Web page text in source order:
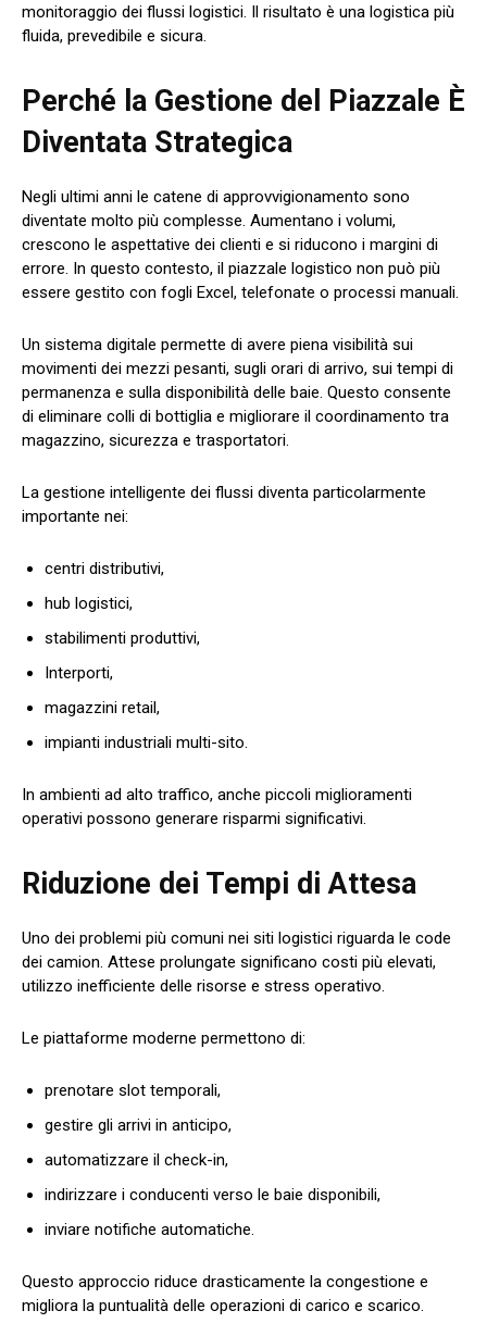
monitoraggio dei flussi logistici. Il risultato è una logistica più
fluida, prevedibile e sicura.
Perché la Gestione del Piazzale È
Diventata Strategica
Negli ultimi anni le catene di approvvigionamento sono
diventate molto più complesse. Aumentano i volumi,
crescono le aspettative dei clienti e si riducono i margini di
errore. In questo contesto, il piazzale logistico non può più
essere gestito con fogli Excel, telefonate o processi manuali.
Un sistema digitale permette di avere piena visibilità sui
movimenti dei mezzi pesanti, sugli orari di arrivo, sui tempi di
permanenza e sulla disponibilità delle baie. Questo consente
di eliminare colli di bottiglia e migliorare il coordinamento tra
magazzino, sicurezza e trasportatori.
La gestione intelligente dei flussi diventa particolarmente
importante nei:
centri distributivi,
hub logistici,
stabilimenti produttivi,
Interporti,
magazzini retail,
impianti industriali multi-sito.
In ambienti ad alto traffico, anche piccoli miglioramenti
operativi possono generare risparmi significativi.
Riduzione dei Tempi di Attesa
Uno dei problemi più comuni nei siti logistici riguarda le code
dei camion. Attese prolungate significano costi più elevati,
utilizzo inefficiente delle risorse e stress operativo.
Le piattaforme moderne permettono di:
prenotare slot temporali,
gestire gli arrivi in anticipo,
automatizzare il check-in,
indirizzare i conducenti verso le baie disponibili,
inviare notifiche automatiche.
Questo approccio riduce drasticamente la congestione e
migliora la puntualità delle operazioni di carico e scarico.